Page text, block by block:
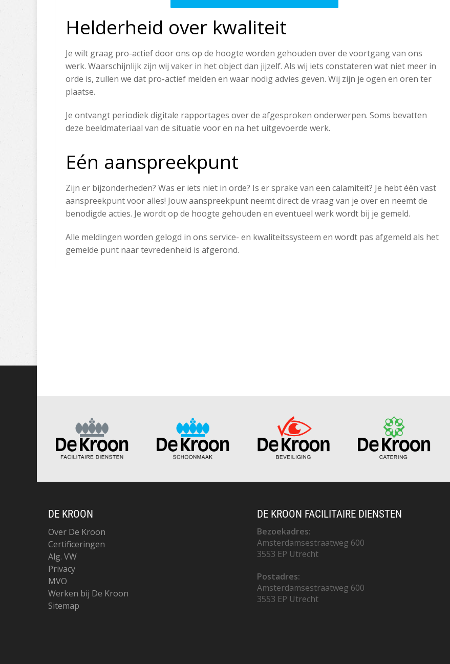
Helderheid over kwaliteit
Je wilt graag pro-actief door ons op de hoogte worden gehouden over de voortgang van ons
werk. Waarschijnlijk zijn wij vaker in het object dan jijzelf. Als wij iets constateren wat niet meer in
orde is, zullen we dat pro-actief melden en waar nodig advies geven. Wij zijn je ogen en oren ter
plaatse.
Je ontvangt periodiek digitale rapportages​ over de afgesproken onderwerpen. Soms bevatten
deze beeldmateriaal van de situatie voor en na het uitgevoerde werk.
Eén aanspreekpunt
Zijn er bijzonderheden? Was er iets niet in orde? Is er sprake van een calamiteit? Je hebt één vast
aanspreekpunt voor alles! Jouw aanspreekpunt neemt direct de vraag van je over en neemt de
benodigde acties. Je wordt op de hoogte gehouden en eventueel werk wordt bij je gemeld.
Alle meldingen worden gelogd in ons service- en kwaliteitssysteem en wordt pas afgemeld als het
gemelde punt naar tevredenheid is afgerond.​
DE KROON
Over De Kroon
Certificeringen
Alg. VW
Privacy
MVO
Werken bij De Kroon
Sitemap
DE KROON FACILITAIRE DIENSTEN
Bezoekadres:
Amsterdamsestraatweg 600
3553 EP Utrecht
Postadres:
Amsterdamsestraatweg 600
3553 EP Utrecht